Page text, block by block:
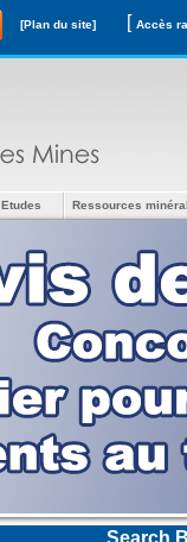
[Plan du site] [
Etudes Ressources
Search